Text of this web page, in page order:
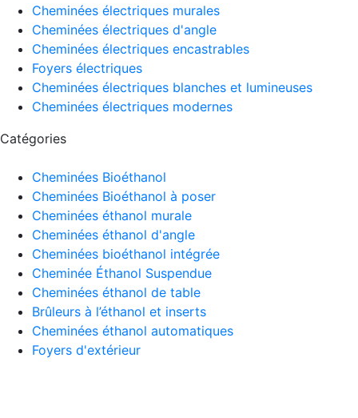
Cheminées électriques murales
Cheminées électriques d'angle
Cheminées électriques encastrables
Foyers électriques
Cheminées électriques blanches et lumineuses
Cheminées électriques modernes
Catégories
Cheminées Bioéthanol
Cheminées Bioéthanol à poser
Cheminées éthanol murale
Cheminées éthanol d'angle
Cheminées bioéthanol intégrée
Cheminée Éthanol Suspendue
Cheminées éthanol de table
Brûleurs à l’éthanol et inserts
Cheminées éthanol automatiques
Foyers d'extérieur